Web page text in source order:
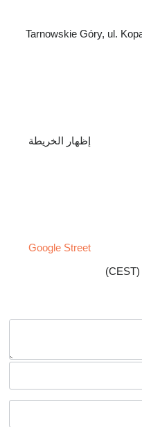
إظهار الخريطة
Google Street